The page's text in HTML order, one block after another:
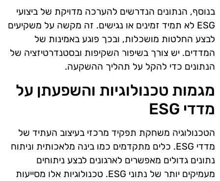
בנוסף, הנתונים הנדרשים להערכה מדויקת של ביצועי
ESG לא תמיד זמינים או נגישים. זה מקשה על משקיעים
לבצע החלטות מושכלות, ובכך פוגע באמינות של
המדדים. יש צורך בשיפור השקיפות ובסטנדרטיזציה של
הנתונים כדי להקל על תהליך ההשקעה.
מגמות טכנולוגיות והשפעתן על
מדדי ESG
הטכנולוגיה משחקת תפקיד מרכזי בעיצוב העתיד של
מדדי ESG. כלים מתקדמים כמו בינה מלאכותית וניתוח
נתונים גדולים מאפשרים לארגונים לבצע ניתוחים
מעמיקים יותר של נתוני ESG. טכנולוגיות אלו מסייעות